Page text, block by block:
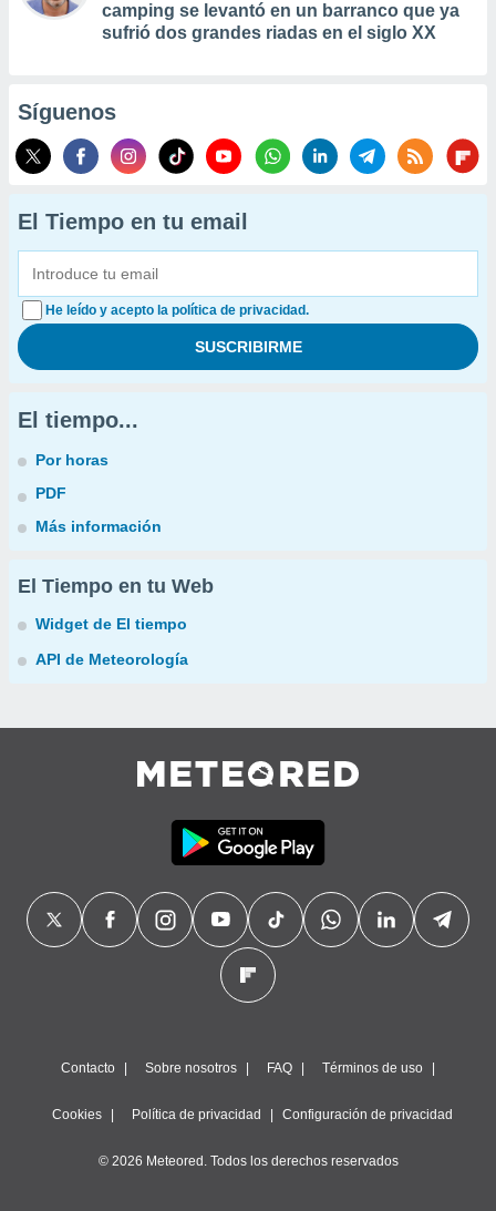
camping se levantó en un barranco que ya
sufrió dos grandes riadas en el siglo XX
Síguenos
El Tiempo en tu email
He leído y acepto la política de privacidad.
El tiempo...
Por horas
PDF
Más información
El Tiempo en tu Web
Widget de El tiempo
API de Meteorología
Contacto Sobre nosotros FAQ Términos de uso
Cookies Política de privacidad Configuración de privacidad
© 2026 Meteored. Todos los derechos reservados